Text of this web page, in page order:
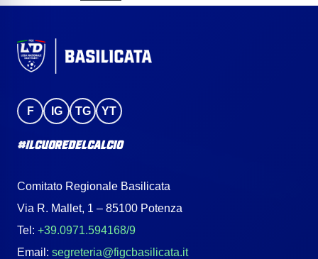
F IG TG YT
#IlCuoreDelCalcio
Comitato Regionale Basilicata
Via R. Mallet, 1 – 85100 Potenza
Tel: +39.0971.594168/9
Email: segreteria@figcbasilicata.it